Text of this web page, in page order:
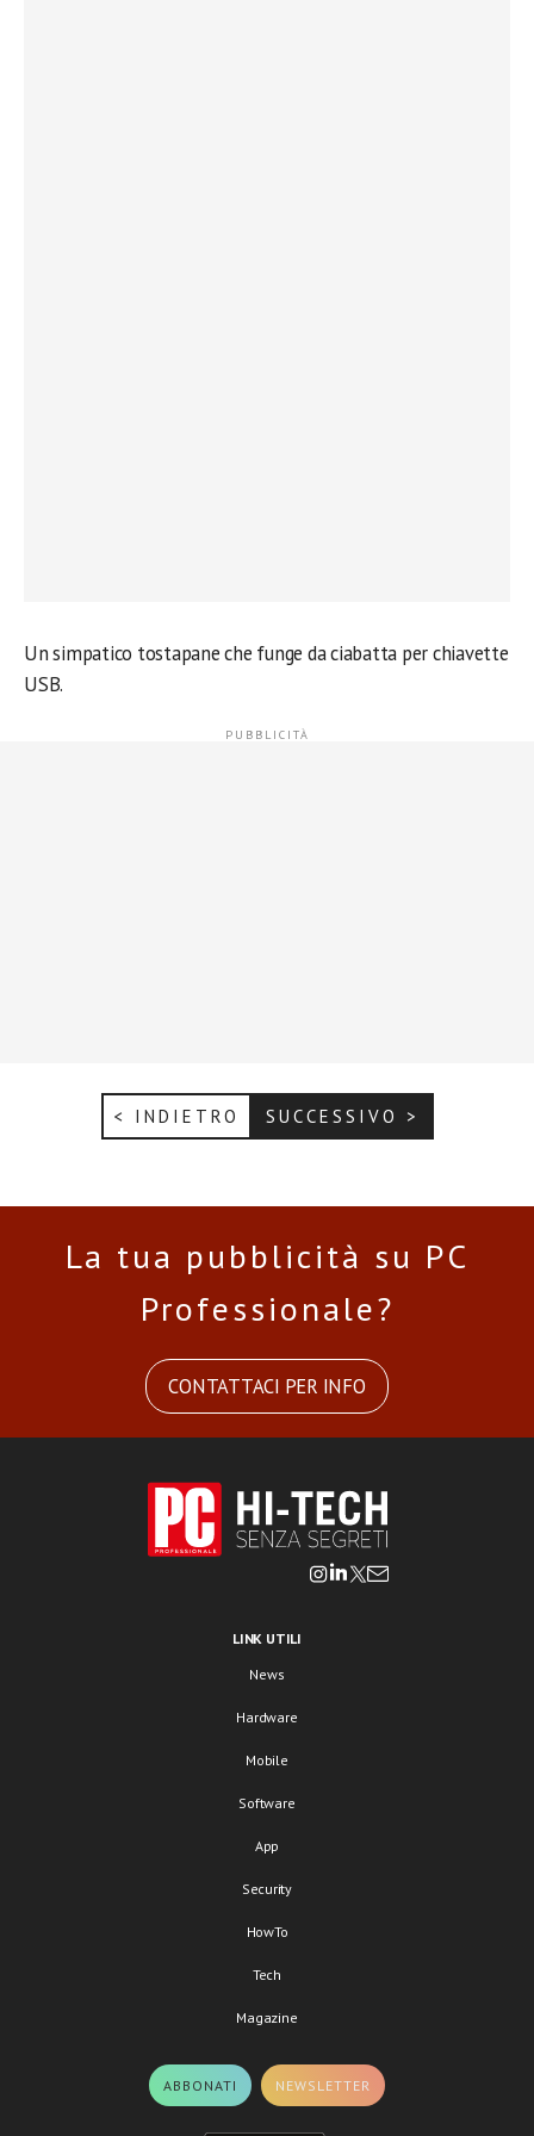
Un simpatico tostapane che funge da ciabatta per chiavette
USB.
< INDIETRO SUCCESSIVO >
La tua pubblicità su PC
Professionale?
CONTATTACI PER INFO
LINK UTILI
News
Hardware
Mobile
Software
App
Security
HowTo
Tech
Magazine
ABBONATI NEWSLETTER